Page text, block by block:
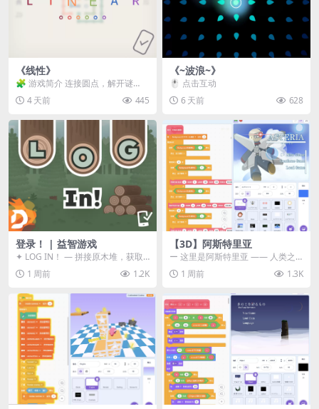
《线性》
🧩 游戏简介 连接圆点，解开谜
题。 ⚠️ 重要提示 所有关卡均可通
关，请确保使用...
4 天前 445
《~波浪~》
🖱️ 点击互动
6 天前
628
登录！ | 益智游戏
✦ LOG IN！ — 拼接原木堆，获取
分数！ ᑕ☲◎ ᑕ☲◎ ᑕ☲◎ ᑕ☲◎ ...
1 周前 1.2K
【3D】阿斯特里亚
ー 这里是阿斯特里亚 —— 人类之
罪与未来希望交汇之地 📖 游戏简
介 《阿斯特里...
1 周前 1.3K